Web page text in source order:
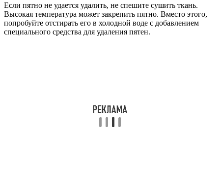
Если пятно не удается удалить, не спешите сушить ткань.
Высокая температура может закрепить пятно. Вместо этого,
попробуйте отстирать его в холодной воде с добавлением
специального средства для удаления пятен.